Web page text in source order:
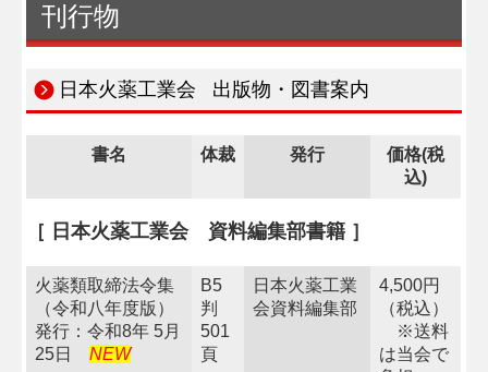
ニュース
行事
会員限定ページ
刊行物
日本火薬工業会 出版物・図書案内
書名 体裁 発行
価格(税
込)
［ 日本火薬工業会 資料編集部書籍 ］
火薬類取締法令集
（令和八年度版）
発行：令和8年 5月
25日NEW
B5
判
501
頁
日本火薬工業
会資料編集部
4,500円
（税込）
※送料
は当会で